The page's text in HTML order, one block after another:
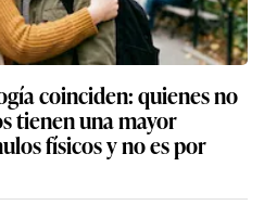
coinciden: quienes no
tienen una mayor
físicos y no es por